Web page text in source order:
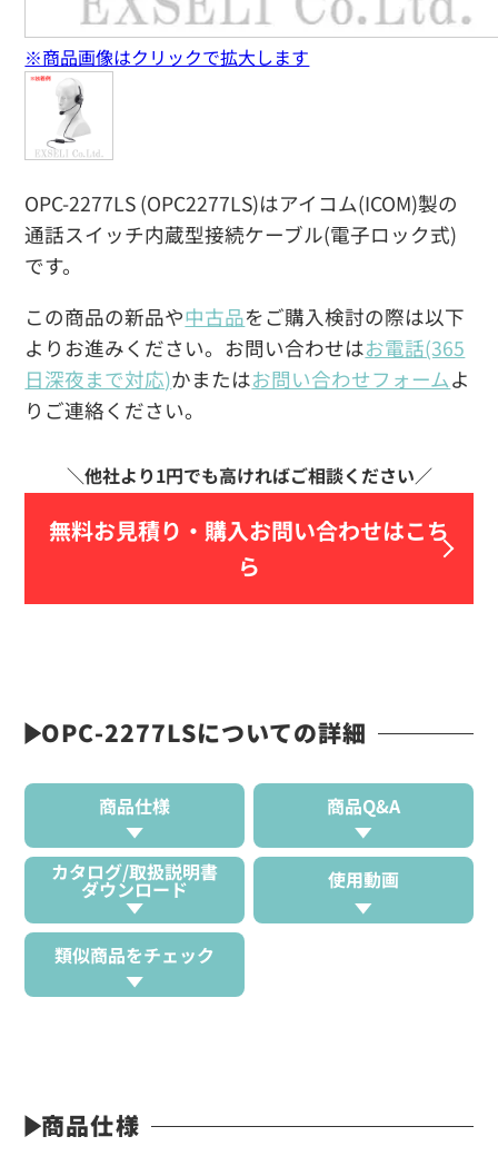
OPC-2277LS (OPC2277LS)はアイコム(ICOM)製の
通話スイッチ内蔵型接続ケーブル(電子ロック式)
です。
この商品の新品や中古品をご購入検討の際は以下
よりお進みください。お問い合わせはお電話(365
日深夜まで対応)かまたはお問い合わせフォームよ
りご連絡ください。
無料お見積り・ 購入お問い合わせはこち
ら
※商品画像はクリックで拡大します
OPC-2277LSについての詳細
商品仕様 商品Q&A
カタログ/取扱説明書
ダウンロード 使用動画
類似商品をチェック
商品仕様